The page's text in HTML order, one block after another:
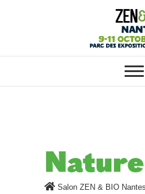
Salon
SALON ZEN &
VOTRE SALON
ET
Salon ZEN & BIO Nantes